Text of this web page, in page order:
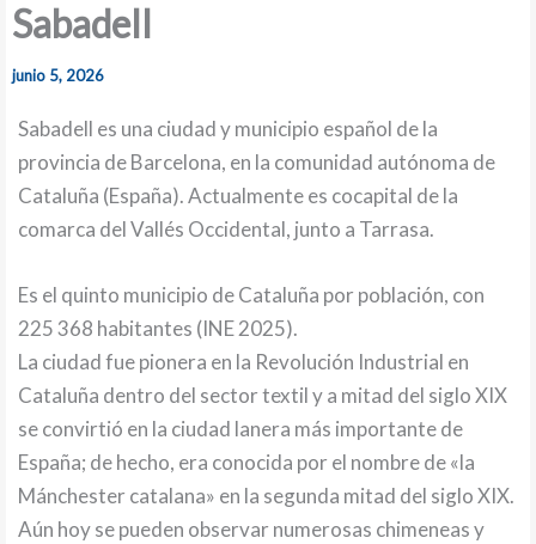
Sabadell
junio 5, 2026
Sabadell es una ciudad y municipio español de la
provincia de Barcelona, en la comunidad autónoma de
Cataluña (España). Actualmente es cocapital de la
comarca del Vallés Occidental, junto a Tarrasa.
Es el quinto municipio de Cataluña por población, con
225 368 habitantes (INE 2025).
La ciudad fue pionera en la Revolución Industrial en
Cataluña dentro del sector textil y a mitad del siglo XIX
se convirtió en la ciudad lanera más importante de
España; de hecho, era conocida por el nombre de «la
Mánchester catalana» en la segunda mitad del siglo XIX.
Aún hoy se pueden observar numerosas chimeneas y